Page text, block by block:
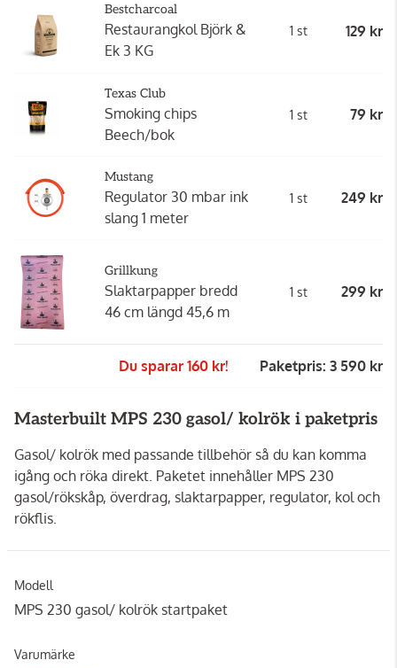
Bestcharcoal
Restaurangkol Björk &
Ek 3 KG
1 st 129 kr
Texas Club
Smoking chips
Beech/bok
1 st 79 kr
Mustang
Regulator 30 mbar ink
slang 1 meter
1 st 249 kr
Grillkung
Slaktarpapper bredd
46 cm längd 45,6 m
1 st 299 kr
Du sparar 160 kr! Paketpris: 3 590 kr
Masterbuilt MPS 230 gasol/ kolrök i paketpris
Gasol/ kolrök med passande tillbehör så du kan komma
igång och röka direkt. Paketet innehåller MPS 230
gasol/rökskåp, överdrag, slaktarpapper, regulator, kol och
rökflis.
Modell
MPS 230 gasol/ kolrök startpaket
Varumärke